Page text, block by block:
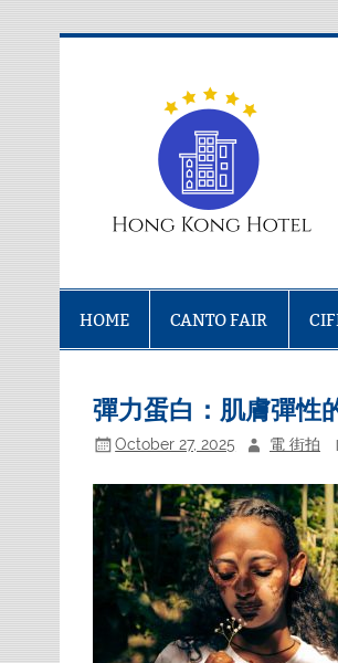
HOME CANTO FAIR
彈力蛋白：肌膚彈性
October 27, 2025 電 街拍